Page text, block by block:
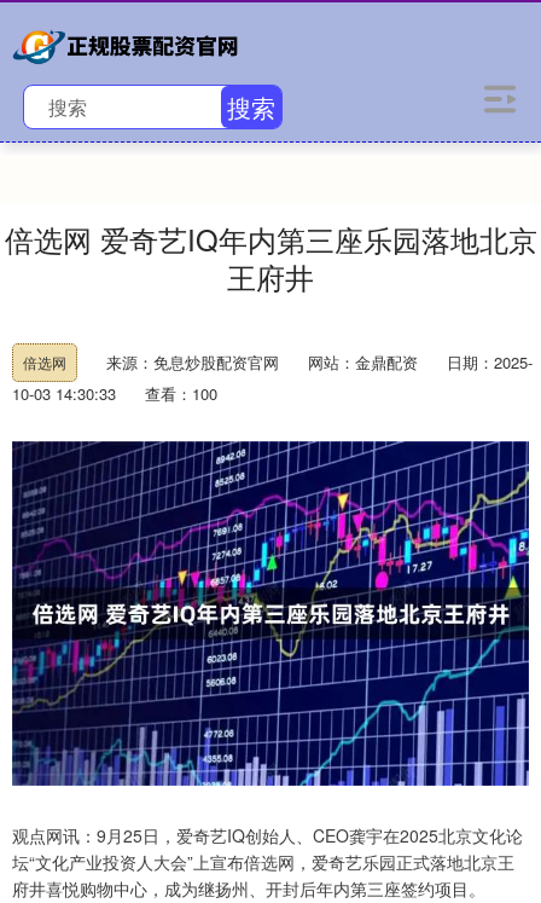
搜索
倍选网 爱奇艺IQ年内第三座乐园落地北京
王府井
倍选网 来源：免息炒股配资官网 网站：金鼎配资
日期：2025-
10-03 14:30:33
查看：100
观点网讯：9月25日，爱奇艺IQ创始人、CEO龚宇在2025北京文化论
坛“文化产业投资人大会”上宣布倍选网，爱奇艺乐园正式落地北京王
府井喜悦购物中心，成为继扬州、开封后年内第三座签约项目。